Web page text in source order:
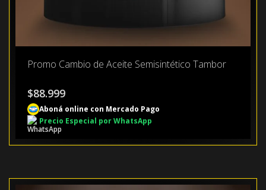
Promo Cambio de Aceite Semisintético Tambor
$88.999
Aboná online con Mercado Pago
Precio Especial por WhatsApp